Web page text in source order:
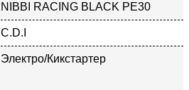
NIBBI RACING BLACK PE30
C.D.I
Электро/Кикстартер